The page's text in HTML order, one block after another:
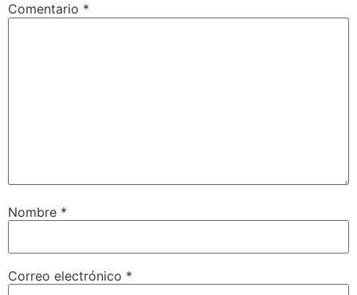
Comentario *
Nombre *
Correo electrónico *